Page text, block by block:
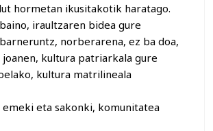
hormetan ikusitakotik haratago.
iraultzaren bidea gure
norberarena, ez ba doa,
joanen, kultura patriarkala gure
kultura matrilineala
emeki eta sakonki, komunitatea